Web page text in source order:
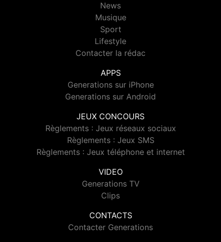
News
Musique
Sport
Lifestyle
Contacter la rédac
APPS
Generations sur iPhone
Generations sur Android
JEUX CONCOURS
Règlements : Jeux réseaux sociaux
Règlements : Jeux SMS
Règlements : Jeux téléphone et internet
VIDEO
Generations TV
Clips
CONTACTS
Contacter Generations